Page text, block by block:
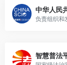
中华人民
负责组织和
智慧普法